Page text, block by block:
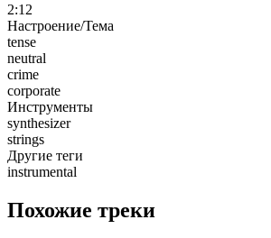
2:12
Настроение/Тема
tense
neutral
crime
corporate
Инструменты
synthesizer
strings
Другие теги
instrumental
Похожие треки